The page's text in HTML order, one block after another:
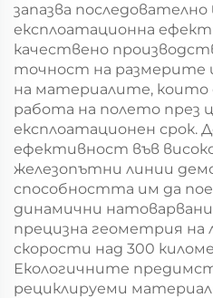
запазва последователно
експлоатационна
качествено
точност на размерите
на материалите, които
работа на полето през
експлоатационен срок.
ефективност във
железопътни линии
способността им да
динамични
прецизна геометрия на
скорости над 300
Екологичните
рециклируеми